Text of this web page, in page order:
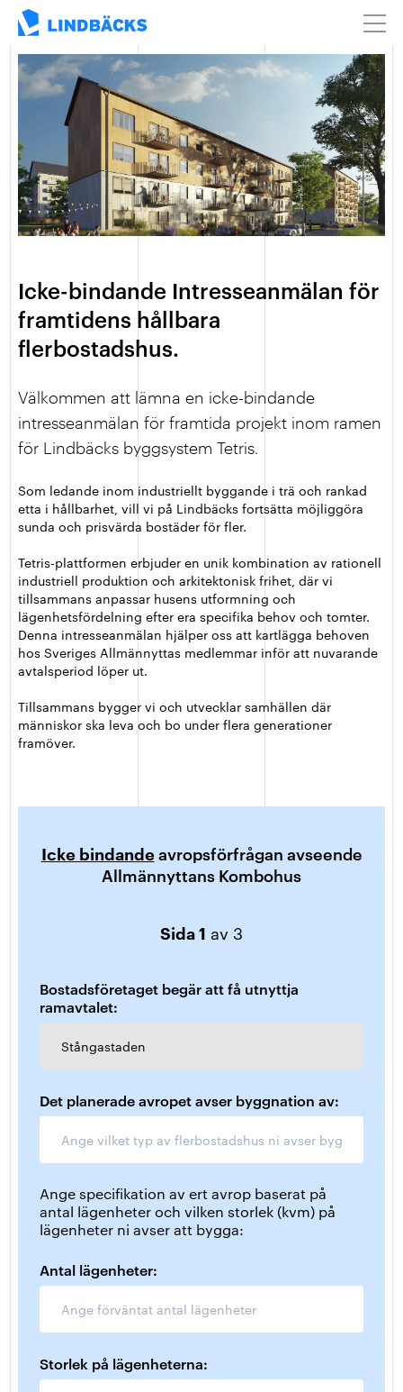
Icke-bindande Intresseanmälan för
framtidens hållbara
flerbostadshus.
Välkommen att lämna en icke-bindande
intresseanmälan för framtida projekt inom ramen
för Lindbäcks byggsystem Tetris.
Som ledande inom industriellt byggande i trä och rankad
etta i hållbarhet, vill vi på Lindbäcks fortsätta möjliggöra
sunda och prisvärda bostäder för fler.
Tetris-plattformen erbjuder en unik kombination av rationell
industriell produktion och arkitektonisk frihet, där vi
tillsammans anpassar husens utformning och
lägenhetsfördelning efter era specifika behov och tomter.
Denna intresseanmälan hjälper oss att kartlägga behoven
hos Sveriges Allmännyttas medlemmar inför att nuvarande
avtalsperiod löper ut.
Tillsammans bygger vi och utvecklar samhällen där
människor ska leva och bo under flera generationer
framöver.
Icke bindande avropsförfrågan avseende
Allmännyttans Kombohus
Sida 1 av 3
Bostadsföretaget begär att få utnyttja
ramavtalet:
Stångastaden
Det planerade avropet avser byggnation av:
Ange specifikation av ert avrop baserat på
antal lägenheter och vilken storlek (kvm) på
lägenheter ni avser att bygga:
Antal lägenheter:
Storlek på lägenheterna: